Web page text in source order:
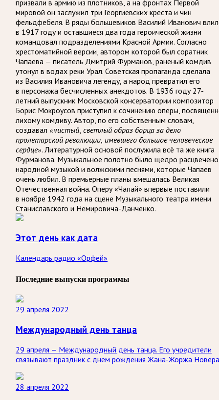
призвали в армию из плотников, а на фронтах Первой
мировой он заслужил три Георгиевских креста и чин
фельдфебеля. В ряды большевиков Василий Иванович
в 1917 году и оставшиеся два года героической жизни
командовал подразделениями Красной Армии. Согласно
хрестоматийной версии, автором которой был соратник
Чапаева — писатель Дмитрий Фурманов, раненый комдив
утонул в водах реки Урал. Советская пропаганда сделала
из Василия Ивановича легенду, а народ превратил его
в персонажа бесчисленных анекдотов. В 1936 году 27-
летний выпускник Московской консерватории композитор
Борис Мокроусов приступил к сочинению оперы,
лихому комдиву. Автор, по его собственным словам,
создавал «чистый, светлый образ борца за дело
пролетарской революции, имевшего большое человеческое
сердце». Литературной основой послужила всё та же книга
Фурманова. Музыкальное полотно было щедро расцвечено
народной музыкой и волжскими песнями, которые Чапаев
очень любил. В премьерные планы вмешалась Великая
Отечественная война. Оперу «Чапай» впервые поставили
в ноябре 1942 года на сцене Музыкального театра имени
Станиславского и Немировича-Данченко.
Этот день как дата
Календарь радио «Орфей»
Последние выпуски программы
29 апреля 2022
Международный день танца
29 апреля — Международный день танца. Его учредители
связывают праздник с днем рождения Жана-Жоржа
28 апреля 2022